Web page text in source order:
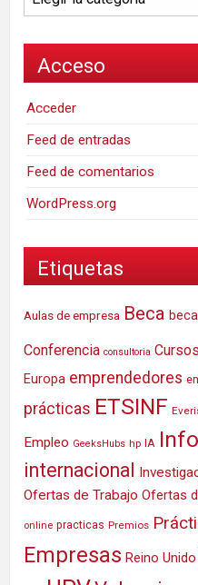
Acceso
Acceder
Feed de entradas
Feed de comentarios
WordPress.org
Etiquetas
Aulas de empresa Beca
Conferencia consultoria Cursos
Europa emprendedores
prácticas ETSINF
Empleo GeeksHubs hp IA
internacional
Ofertas de Trabajo Ofertas
online practicas Premios
Empresas Reino Unido